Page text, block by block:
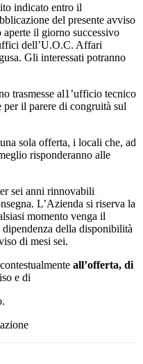
indicato entro il
del presente avviso
aperte il giorno successivo
dell’U.O.C. Affari
Gli interessati potranno
trasmesse al1’ufficio tecnico
per il parere di congruità sul
sola offerta, i locali che, ad
risponderanno alle
sei anni rinnovabili
L’Azienda si riserva la
momento venga il
dipendenza della disponibilità
di mesi sei.
contestualmente all’offerta, di
e di